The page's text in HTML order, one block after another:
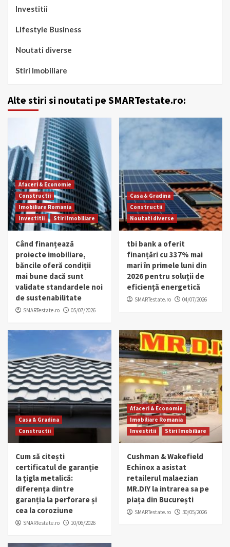
Investitii
Lifestyle Business
Noutati diverse
Stiri Imobiliare
Alte stiri si noutati pe SMARTestate.ro:
Afaceri & Economie
Constructii
Imobiliare Romania
Investitii
Stiri Imobiliare
Când finanțează
proiecte imobiliare,
băncile oferă condiții
mai bune dacă sunt
validate standardele noi
de sustenabilitate
SMARTestate.ro 05/07/2026
Casa & Gradina
Constructii
Noutati diverse
tbi bank a oferit
finanțări cu 337% mai
mari în primele luni din
2026 pentru soluții de
eficiență energetică
SMARTestate.ro 04/07/2026
Casa & Gradina
Constructii
Cum să citești
certificatul de garanție
la țigla metalică:
diferența dintre
garanția la perforare și
cea la coroziune
SMARTestate.ro 10/06/2026
Afaceri & Economie
Imobiliare Romania
Investitii
Stiri Imobiliare
Cushman & Wakefield
Echinox a asistat
retailerul malaezian
MR.DIY la intrarea sa pe
piața din București
SMARTestate.ro 30/05/2026